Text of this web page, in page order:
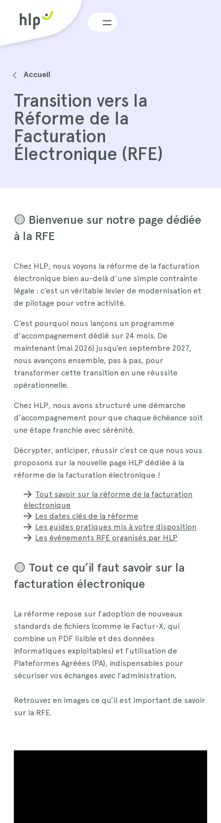
Menu
Accueil
Transition vers la
Réforme de la
Facturation
Électronique (RFE)
🟡 Bienvenue sur notre page dédiée
à la RFE
Chez HLP, nous voyons la réforme de la facturation
électronique bien au-delà d’une simple contrainte
légale : c’est un véritable levier de modernisation et
de pilotage pour votre activité.
C’est pourquoi nous lançons un programme
d’accompagnement dédié sur 24 mois. De
maintenant (mai 2026) jusqu’en septembre 2027,
nous avançons ensemble, pas à pas, pour
transformer cette transition en une réussite
opérationnelle.
Chez HLP, nous avons structuré une démarche
d’accompagnement pour que chaque échéance soit
une étape franchie avec sérénité.
Décrypter, anticiper, réussir c’est ce que nous vous
proposons sur la nouvelle page HLP dédiée à la
réforme de la facturation électronique !
Tout savoir sur la réforme de la facturation
électronique
Les dates clés de la réforme
Les guides pratiques mis à votre disposition
Les événements RFE organisés par HLP
🟡 Tout ce qu’il faut savoir sur la
facturation électronique
La réforme repose sur l’adoption de nouveaux
standards de fichiers (comme le Factur-X, qui
combine un PDF lisible et des données
informatiques exploitables) et l’utilisation de
Plateformes Agréées (PA), indispensables pour
sécuriser vos échanges avec l’administration.
Retrouvez en images ce qu’il est important de savoir
sur la RFE.